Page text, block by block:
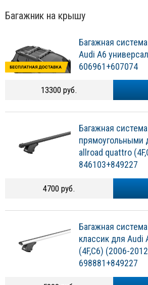
Багажник на крышу
Багажная
Audi A6
606961+607074
13300 руб.
Багажная
прямоугольными
allroad quattro
846103+849227
4700 руб.
Багажная
классик для Audi
(4F,C6) (2006-
698881+849227